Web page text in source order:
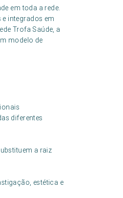
em toda a rede.
integrados em
Trofa Saúde, a
modelo de
diferentes
a raiz
estética e